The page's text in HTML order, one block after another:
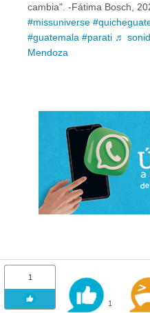
cambia". -Fátima Bosch,
#missuniverse
#guatemala #parati ♬
Mendoza
1
1